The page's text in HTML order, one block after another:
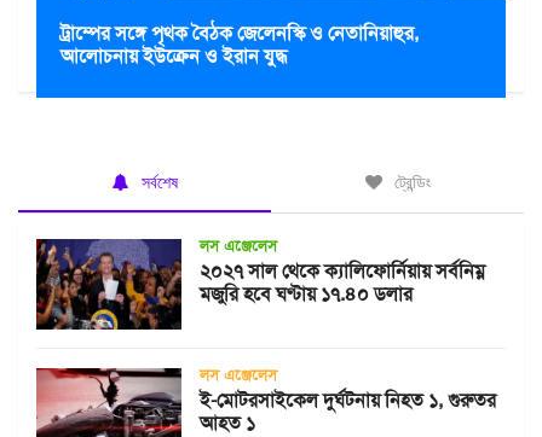
ট্রাম্পের সঙ্গে পৃথক বৈঠক জেলেনস্কি ও নেতানিয়াহুর,
আলোচনায় ইউক্রেন ও ইরান যুদ্ধ
সর্বশেষ ট্রেন্ডিং
লস এঞ্জেলেস
২০২৭ সাল থেকে ক্যালিফোর্নিয়ায় সর্বনিম্ন
মজুরি হবে ঘণ্টায় ১৭.৪০ ডলার
লস এঞ্জেলেস
ই-মোটরসাইকেল দুর্ঘটনায় নিহত ১, গুরুতর
আহত ১